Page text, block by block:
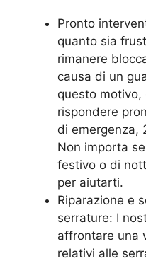
Pronto
quanto sia
rimanere
causa di un
questo motivo,
rispondere
di emergenza,
Non importa
festivo o di
per aiutarti.
Riparazione e
serrature: I
affrontare una
relativi alle